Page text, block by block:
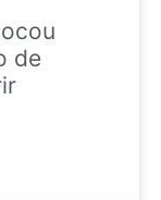
de